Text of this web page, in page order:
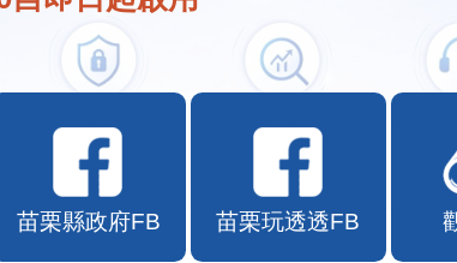
苗栗縣政府FB 苗栗玩透透FB